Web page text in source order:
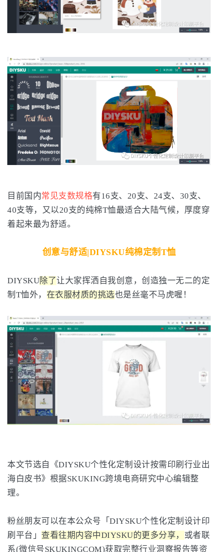
目前国内常见支数规格有16支、20支、24支、30支、
40支等，又以20支的纯棉T恤最适合大陆气候，厚度穿
着起来最为舒适。
创意与舒适|DIYSKU纯棉定制T恤
DIYSKU除了让大家挥洒自我创意，创造独一无二的定
制T恤外， 在衣服材质的挑选也是丝毫不马虎喔！
本文节选自《DIYSKU个性化定制设计按需印刷行业出
海白皮书》根据SKUKING跨境电商研究中心编辑整
理。
粉丝朋友可以在本公众号「DIYSKU个性化定制设计印
刷平台」 查看往期内容中DIYSKU的更多分享， 或者联
系(微信号SKUKINGCOM)获取完整行业洞察报告等资